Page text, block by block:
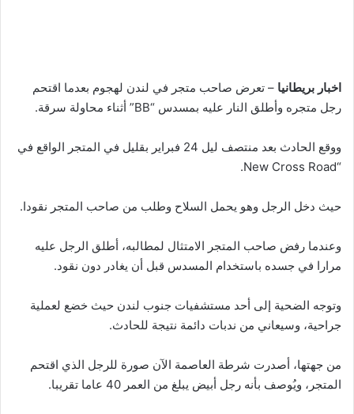
اخبار بريطانيا – تعرض صاحب متجر في لندن لهجوم بعدما اقتحم
رجل متجره وأطلق النار عليه بمسدس “BB” أثناء محاولة سرقة.
ووقع الحادث بعد منتصف ليل 24 فبراير بقليل في المتجر الواقع في
“New Cross Road.
حيث دخل الرجل وهو يحمل السلاح وطلب من صاحب المتجر نقودا.
وعندما رفض صاحب المتجر الامتثال لمطالبه، أطلق الرجل عليه
مرارا في جسده باستخدام المسدس قبل أن يغادر دون نقود.
وتوجه الضحية إلى أحد مستشفيات جنوب لندن حيث خضع لعملية
جراحية، وسيعاني من ندبات دائمة نتيجة للحادث.
من جهتها، أصدرت شرطة العاصمة الآن صورة للرجل الذي اقتحم
المتجر، ويُوصف بأنه رجل أبيض يبلغ من العمر 40 عاما تقريبا.